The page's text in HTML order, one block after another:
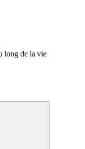
long de la vie